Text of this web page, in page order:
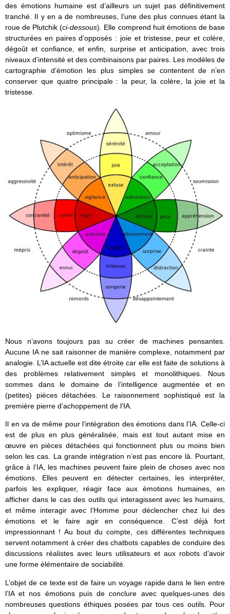
des émotions humaine est d’ailleurs un sujet pas définitivement
tranché. Il y en a de nombreuses, l’une des plus connues étant la
roue de Plutchik (ci-dessous). Elle comprend huit émotions de base
structurées en paires d’opposés : joie et tristesse, peur et colère,
dégoût et confiance, et enfin, surprise et anticipation, avec trois
niveaux d’intensité et des combinaisons par paires. Les modèles de
cartographie d’émotion les plus simples se contentent de n’en
conserver que quatre principale : la peur, la colère, la joie et la
tristesse.
Nous n’avons toujours pas su créer de machines pensantes.
Aucune IA ne sait raisonner de manière complexe, notamment par
analogie. L’IA actuelle est dite étroite car elle est faite de solutions à
des problèmes relativement simples et monolithiques. Nous
sommes dans le domaine de l’intelligence augmentée et en
(petites) pièces détachées. Le raisonnement sophistiqué est la
première pierre d’achoppement de l’IA.
Il en va de même pour l’intégration des émotions dans l’IA. Celle-ci
est de plus en plus généralisée, mais est tout autant mise en
œuvre en pièces détachées qui fonctionnent plus ou moins bien
selon les cas. La grande intégration n’est pas encore là. Pourtant,
grâce à l’IA, les machines peuvent faire plein de choses avec nos
émotions. Elles peuvent en détecter certaines, les interpréter,
parfois les expliquer, réagir face aux émotions humaines, en
afficher dans le cas des outils qui interagissent avec les humains,
et même interagir avec l’Homme pour déclencher chez lui des
émotions et le faire agir en conséquence. C’est déjà fort
impressionnant ! Au bout du compte, ces différentes techniques
servent notamment à créer des chatbots capables de conduire des
discussions réalistes avec leurs utilisateurs et aux robots d’avoir
une forme élémentaire de sociabilité.
L’objet de ce texte est de faire un voyage rapide dans le lien entre
l’IA et nos émotions puis de conclure avec quelques-unes des
nombreuses questions éthiques posées par tous ces outils. Pour